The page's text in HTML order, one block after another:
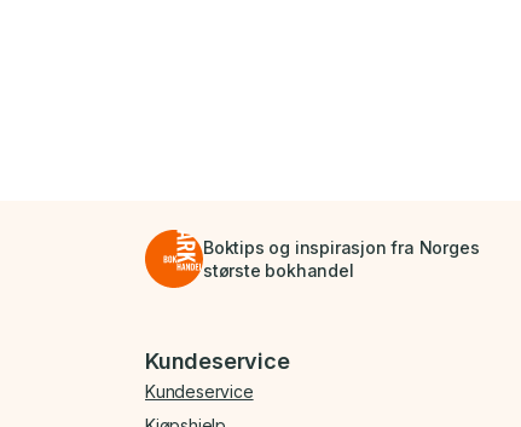
Boktips og inspirasjon fra Norges
største bokhandel
Bunnmeny
Kundeservice
Kundeservice